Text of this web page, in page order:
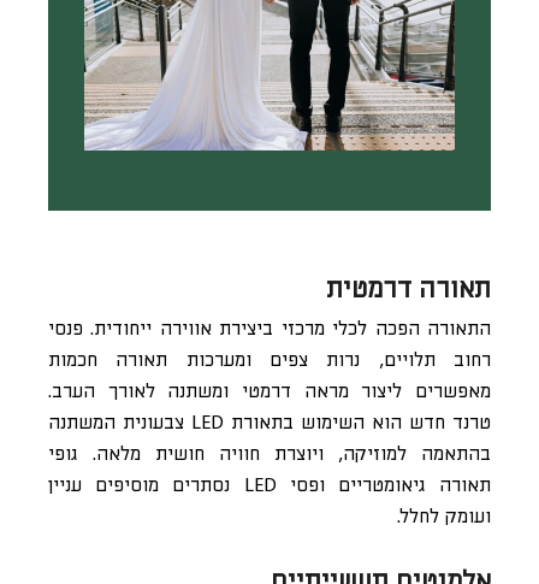
תאורה דרמטית
התאורה הפכה לכלי מרכזי ביצירת אווירה ייחודית. פנסי
רחוב תלויים, נרות צפים ומערכות תאורה חכמות
מאפשרים ליצור מראה דרמטי ומשתנה לאורך הערב.
טרנד חדש הוא השימוש בתאורת LED צבעונית המשתנה
בהתאמה למוזיקה, ויוצרת חוויה חושית מלאה. גופי
תאורה גיאומטריים ופסי LED נסתרים מוסיפים עניין
ועומק לחלל.